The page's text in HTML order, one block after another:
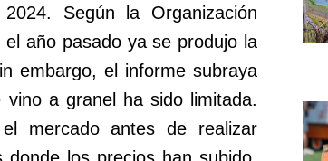
Según la Organización
año pasado ya se produjo la
embargo, el informe subraya
a granel ha sido limitada.
mercado antes de realizar